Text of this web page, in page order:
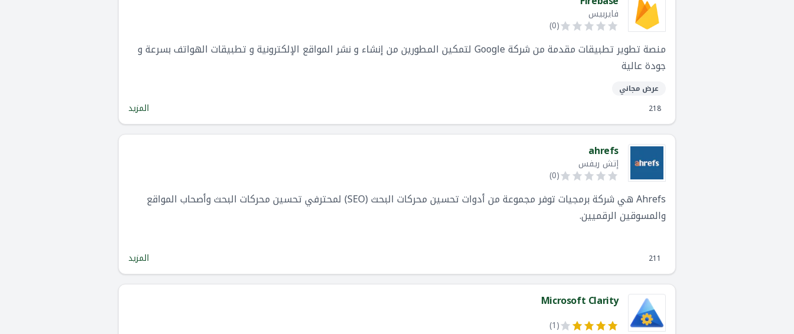
فايربيس
(
0
)
منصة تطوير تطبيقات مقدمة من شركة Google لتمكين المطورين من إنشاء و نشر المواقع الإلكترونية و تطبيقات الهواتف بسرعة و
جودة عالية
عرض مجاني
218
المزيد
ahrefs
إتش ريفس
(
0
)
Ahrefs هي شركة برمجيات توفر مجموعة من أدوات تحسين محركات البحث (SEO) لمحترفي تحسين محركات البحث وأصحاب المواقع
والمسوقين الرقميين.
211 المزيد
Microsoft Clarity
(
1
)